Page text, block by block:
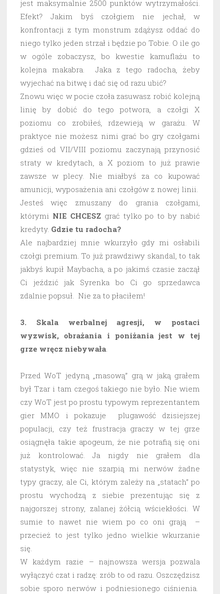
jest maksymalnie 2500 punktów wytrzymałości.
Efekt? Jakim byś czołgiem nie jechał, w
konfrontacji z tym monstrum zdążysz oddać do
niego tylko jeden strzał i będzie po Tobie. O ile go
w ogóle zobaczysz, bo kwestie kamuflażu to
kolejna makabra. Jaka z tego radocha, żeby
wyjechać na bitwę i dać się od razu ubić?
Znowu więc w pocie czoła zasuwasz robić kolejną
linię by dobić do tego potwora, a czołgi X
poziomu co zrobiłeś, rdzewieją w garażu. W
praktyce nie możesz nimi grać bo gry czołgami
gdzieś od VII/VIII poziomu zaczynają przynosić
straty w kredytach, a X poziom to już prawie
zawsze w plecy. Nie miałbyś za co kupować
amunicji, wyposażenia ani czołgów z nowej linii.
Jesteś więc zmuszany do grania czołgami,
którymi NIE CHCESZ grać tylko po to by nabić
kredyty. Gdzie tu radocha?
Ale najbardziej mnie wkurzyło gdy mi osłabili
czołgi premium. To już prawdziwy skandal, to tak
jakbyś kupił Maybacha, a po jakimś czasie zaczął
Ci jeździć jak Syrenka bo Ci go sprzedawca
zdalnie popsuł. Nie za to płaciłem!
3. Skala werbalnej agresji, w postaci
wyzwisk, obrażania i poniżania jest w tej
grze wręcz niebywała.
Przed WoT jedyną „masową” grą w jaką grałem
był Tzar i tam czegoś takiego nie było. Nie wiem
czy WoT jest po prostu typowym reprezentantem
gier MMO i pokazuje plugawość dzisiejszej
populacji, czy też frustracja graczy w tej grze
osiągnęła takie apogeum, że nie potrafią się oni
już kontrolować. Ja nigdy nie grałem dla
statystyk, więc nie szarpią mi nerwów żadne
typy graczy, ale Ci, którym zależy na „statach” po
prostu wychodzą z siebie prezentując się z
najgorszej strony, zalanej żółcią wściekłości. W
sumie to nawet nie wiem po co oni grają –
przecież to jest tylko jedno wielkie wkurzanie
się.
W każdym razie – najnowsza wersja pozwala
wyłączyć czat i radzę: zrób to od razu. Oszczędzisz
sobie sporo nerwów i podniesionego ciśnienia.